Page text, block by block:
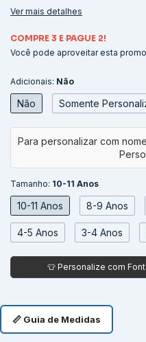
Ver mais detalhes
COMPRE 3 E PAGUE 2!
Você pode aproveitar esta
Adicionais: Não
Não Somente
Tamanho: 10-11 Anos
10-11 Anos 8-9 Anos
4-5 Anos 3-4 Anos
📏 Guia de Medidas